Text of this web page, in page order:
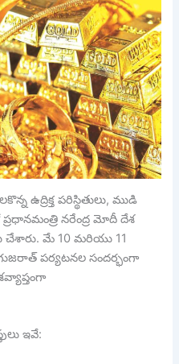
ఉద్రిక్త పరిస్థితులు, ముడి
నరేంద్ర మోదీ దేశ
చేశారు. మే 10 మరియు 11
పర్యటనల సందర్భంగా
ఇవే: